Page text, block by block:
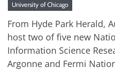
University of Chicago
From Hyde Park Herald,
host two of five new
Information Science
Argonne and Fermi